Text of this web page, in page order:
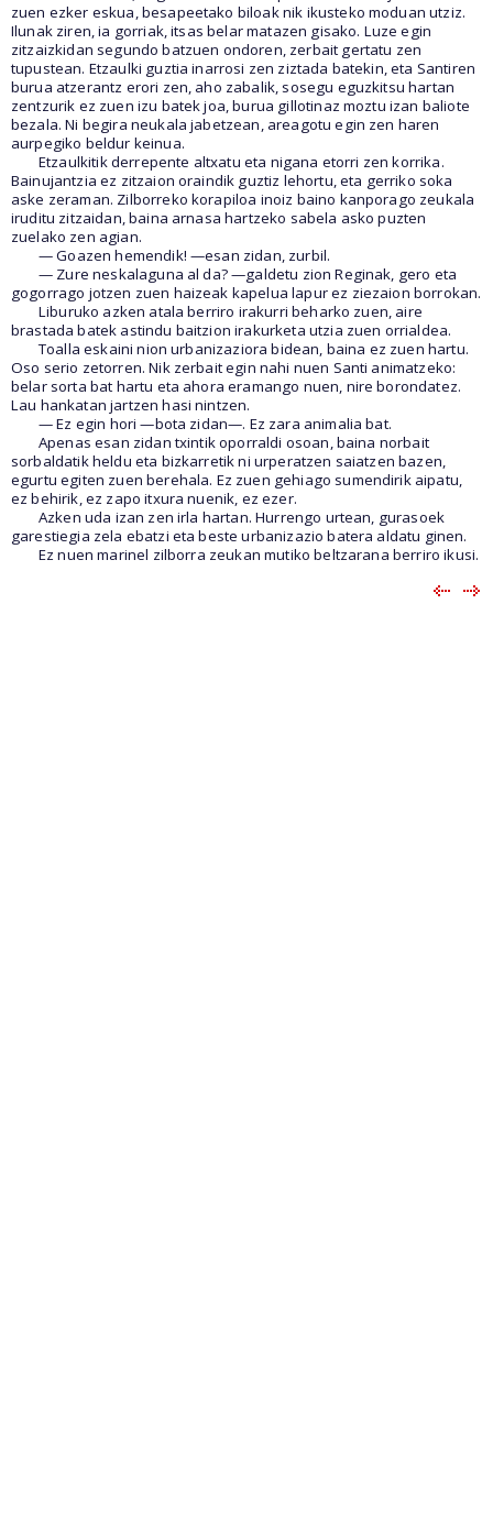
zuen ezker eskua, besapeetako biloak nik ikusteko moduan utziz.
Ilunak ziren, ia gorriak, itsas belar matazen gisako. Luze egin
zitzaizkidan segundo batzuen ondoren, zerbait gertatu zen
tupustean. Etzaulki guztia inarrosi zen ziztada batekin, eta Santiren
burua atzerantz erori zen, aho zabalik, sosegu eguzkitsu hartan
zentzurik ez zuen izu batek joa, burua gillotinaz moztu izan baliote
bezala. Ni begira neukala jabetzean, areagotu egin zen haren
aurpegiko beldur keinua.
Etzaulkitik derrepente altxatu eta nigana etorri zen korrika.
Bainujantzia ez zitzaion oraindik guztiz lehortu, eta gerriko soka
aske zeraman. Zilborreko korapiloa inoiz baino kanporago zeukala
iruditu zitzaidan, baina arnasa hartzeko sabela asko puzten
zuelako zen agian.
— Goazen hemendik! —esan zidan, zurbil.
— Zure neskalaguna al da? —galdetu zion Reginak, gero eta
gogorrago jotzen zuen haizeak kapelua lapur ez ziezaion borrokan.
Liburuko azken atala berriro irakurri beharko zuen, aire
brastada batek astindu baitzion irakurketa utzia zuen orrialdea.
Toalla eskaini nion urbanizaziora bidean, baina ez zuen hartu.
Oso serio zetorren. Nik zerbait egin nahi nuen Santi animatzeko:
belar sorta bat hartu eta ahora eramango nuen, nire borondatez.
Lau hankatan jartzen hasi nintzen.
— Ez egin hori —bota zidan—. Ez zara animalia bat.
Apenas esan zidan txintik oporraldi osoan, baina norbait
sorbaldatik heldu eta bizkarretik ni urperatzen saiatzen bazen,
egurtu egiten zuen berehala. Ez zuen gehiago sumendirik aipatu,
ez behirik, ez zapo itxura nuenik, ez ezer.
Azken uda izan zen irla hartan. Hurrengo urtean, gurasoek
garestiegia zela ebatzi eta beste urbanizazio batera aldatu ginen.
Ez nuen marinel zilborra zeukan mutiko beltzarana berriro ikusi.